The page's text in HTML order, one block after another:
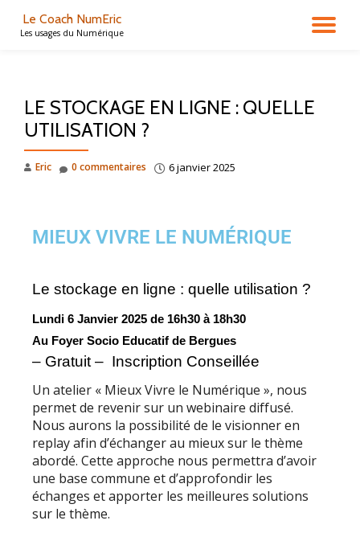
Le Coach NumEric
Les usages du Numérique
LE STOCKAGE EN LIGNE : QUELLE
UTILISATION ?
Eric 6 janvier 2025
0 commentaires
MIEUX VIVRE LE NUMÉRIQUE
Le stockage en ligne : quelle utilisation ?
Lundi 6 Janvier 2025 de 16h30 à 18h30
Au Foyer Socio Educatif de Bergues
– Gratuit – Inscription Conseillée
Un atelier « Mieux Vivre le Numérique », nous
permet de revenir sur un webinaire diffusé.
Nous aurons la possibilité de le visionner en
replay afin d’échanger au mieux sur le thème
abordé. Cette approche nous permettra d’avoir
une base commune et d’approfondir les
échanges et apporter les meilleures solutions
sur le thème.